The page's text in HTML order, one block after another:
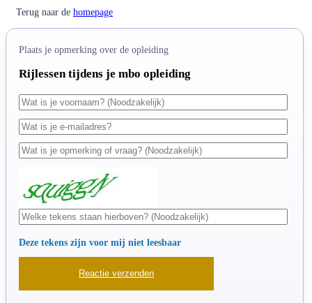
Terug naar de homepage
Plaats je opmerking over de opleiding
Rijlessen tijdens je mbo opleiding
Deze tekens zijn voor mij niet leesbaar